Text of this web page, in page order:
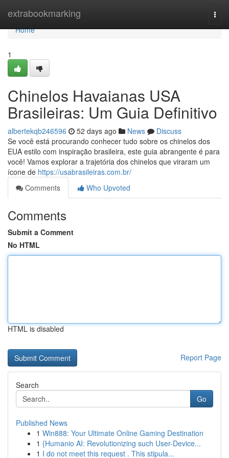
extrabookmarking
Home
Home
1
Chinelos Havaianas USA
Brasileiras: Um Guia Definitivo
albertekqb246596 52 days ago News
Discuss
Se você está procurando conhecer tudo sobre os chinelos dos
EUA estilo com inspiração brasileira, este guia abrangente é para
você! Vamos explorar a trajetória dos chinelos que viraram um
ícone de https://usabrasileiras.com.br/
Comments
Who Upvoted
Comments
Submit a Comment
No HTML
HTML is disabled
Report Page
Search
Go
Published News
1 Win888: Your Ultimate Online Gaming Destination
1 {Humanio AI: Revolutionizing such User-Device...
1 I do not meet this request . This stipula...